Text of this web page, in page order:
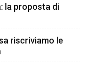
la proposta di
riscriviamo le